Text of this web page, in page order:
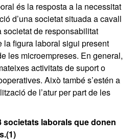
és la resposta a la necessitat
d’una societat situada a cavall
de responsabilitat
la figura laboral sigui present
les microempreses. En general,
activitats de suport o
Això també s’estén a
de l’atur per part de les
societats laborals que donen
(1)